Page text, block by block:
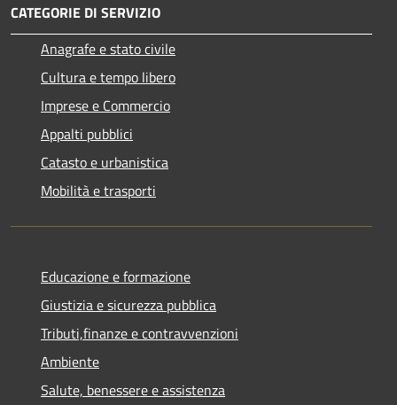
CATEGORIE DI SERVIZIO
Anagrafe e stato civile
Cultura e tempo libero
Imprese e Commercio
Appalti pubblici
Catasto e urbanistica
Mobilità e trasporti
Educazione e formazione
Giustizia e sicurezza pubblica
Tributi,finanze e contravvenzioni
Ambiente
Salute, benessere e assistenza